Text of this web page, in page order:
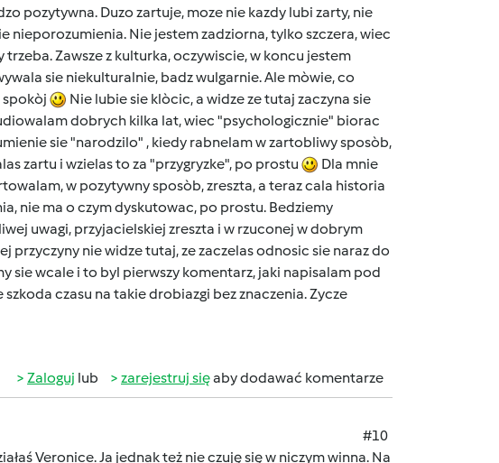
pozytywna. Duzo zartuje, moze nie kazdy lubi zarty, nie
nieporozumienia. Nie jestem zadziorna, tylko szczera, wiec
Zawsze z kulturka, oczywiscie, w koncu jestem
sie niekulturalnie, badz wulgarnie. Ale mòwie, co
spokòj
Nie lubie sie klòcic, a widze ze tutaj zaczyna sie
dobrych kilka lat, wiec "psychologicznie" biorac
sie "narodzilo" , kiedy rabnelam w zartobliwy sposòb,
zartu i wzielas to za "przygryzke", po prostu
Dla mnie
w pozytywny sposòb, zreszta, a teraz cala historia
nie ma o czym dyskutowac, po prostu. Bedziemy
uwagi, przyjacielskiej zreszta i w rzuconej w dobrym
przyczyny nie widze tutaj, ze zaczelas odnosic sie naraz do
sie wcale i to byl pierwszy komentarz, jaki napisalam pod
czasu na takie drobiazgi bez znaczenia. Zycze
Zaloguj lub zarejestruj sięaby dodawać komentarze
#10
Veronice. Ja jednak też nie czuję się w niczym winna. Na